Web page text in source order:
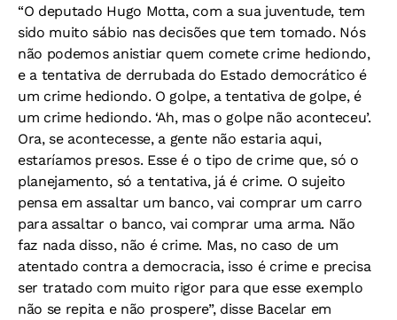
“O deputado Hugo Motta, com a sua juventude, tem
sido muito sábio nas decisões que tem tomado. Nós
não podemos anistiar quem comete crime hediondo,
e a tentativa de derrubada do Estado democrático é
um crime hediondo. O golpe, a tentativa de golpe, é
um crime hediondo. ‘Ah, mas o golpe não aconteceu’.
Ora, se acontecesse, a gente não estaria aqui,
estaríamos presos. Esse é o tipo de crime que, só o
planejamento, só a tentativa, já é crime. O sujeito
pensa em assaltar um banco, vai comprar um carro
para assaltar o banco, vai comprar uma arma. Não
faz nada disso, não é crime. Mas, no caso de um
atentado contra a democracia, isso é crime e precisa
ser tratado com muito rigor para que esse exemplo
não se repita e não prospere”, disse Bacelar em